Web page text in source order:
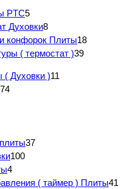
PTC5
Духовки8
конфорок Плиты18
( термостат )39
( Духовки )11
74
37
100
4
( таймер ) Плиты41